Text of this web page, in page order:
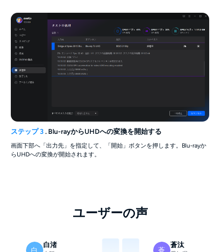
ステップ 3. Blu-rayからUHDへの変換を開始する
画面下部へ「出力先」を指定して、「開始」ボタンを押します。Blu-rayか
らUHDへの変換が開始されます。
ユーザーの声
白
白渚
蒼
蒼汰